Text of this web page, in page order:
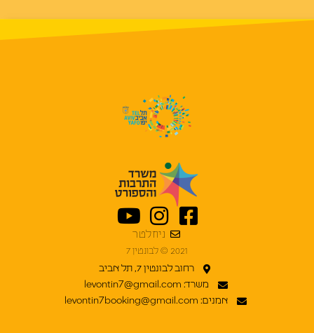
רחוב לבונטין 7, תל אביב
משרד: levontin7@gmail.com
אמנים: levontin7booking@gmail.com
ניוזלטר
2021 © לבונטין 7